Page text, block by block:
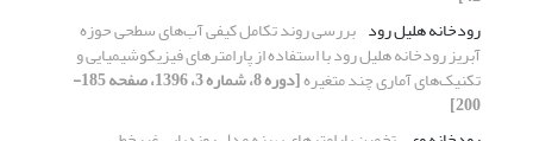
رودخانه هلیل رود بررسی روند تکامل کیفی آب‌های سطحی حوزه
آبریز رودخانه هلیل رود با استفاده از پارامترهای فیزیکوشیمیایی و
تکنیک‌های آماری چند متغیره [دوره 8، شماره 3، 1396، صفحه 185-
200]